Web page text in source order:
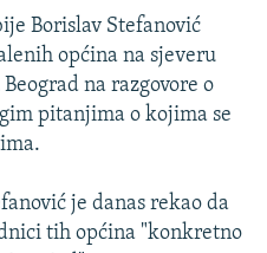
Borislav Stefanović
općina na sjeveru
na razgovore o
pitanjima o kojima se
je danas rekao da
tih općina "konkretno